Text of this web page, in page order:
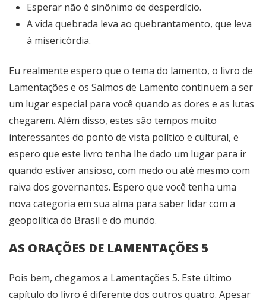
Esperar não é sinônimo de desperdício.
A vida quebrada leva ao quebrantamento, que leva
à misericórdia.
Eu realmente espero que o tema do lamento, o livro de
Lamentações e os Salmos de Lamento continuem a ser
um lugar especial para você quando as dores e as lutas
chegarem. Além disso, estes são tempos muito
interessantes do ponto de vista político e cultural, e
espero que este livro tenha lhe dado um lugar para ir
quando estiver ansioso, com medo ou até mesmo com
raiva dos governantes. Espero que você tenha uma
nova categoria em sua alma para saber lidar com a
geopolítica do Brasil e do mundo.
AS ORAÇÕES DE LAMENTAÇÕES 5
Pois bem, chegamos a Lamentações 5. Este último
capítulo do livro é diferente dos outros quatro. Apesar